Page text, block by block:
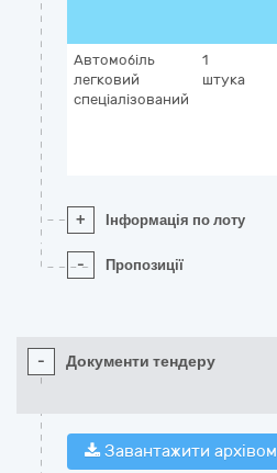
Автомобіль
легковий
спеціалізований
1
штука
+ Інформація по лоту
- Пропозиції
- Документи тендеру
Завантажити архівом